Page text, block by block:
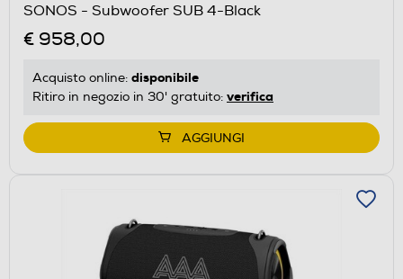
SONOS - Subwoofer SUB 4-Black
€ 958,00
Acquisto online: disponibile
Ritiro in negozio in 30' gratuito: verifica
AGGIUNGI